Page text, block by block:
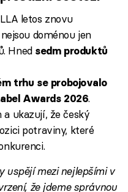
letos znovu
doménou jen
Hned sedm produktů
trhu se probojovalo
Awards 2026.
ukazují, že český
potraviny, které
uspějí mezi nejlepšími v
že jdeme správnou